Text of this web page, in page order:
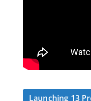
Launching 13